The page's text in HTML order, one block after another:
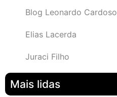
Blog Leonardo Cardoso
Elias Lacerda
Juraci Filho
Mais lidas